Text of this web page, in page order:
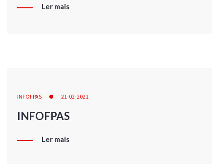
Ler mais
INFOFPAS 21-02-2021
INFOFPAS
Ler mais